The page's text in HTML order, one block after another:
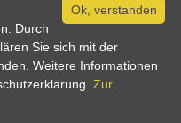
Ok, verstanden
Durch
Sie sich mit der
Weitere Informationen
Zur